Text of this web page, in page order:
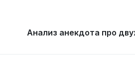
Анализ анекдота про